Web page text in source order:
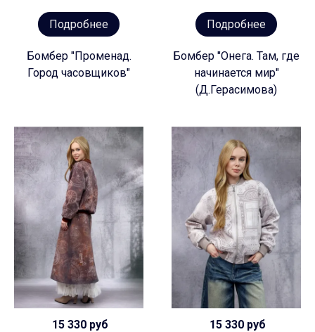
Подробнее
Бомбер "Променад.
Город часовщиков"
Подробнее
Бомбер "Онега. Там, где
начинается мир"
(Д.Герасимова)
15 330 руб 15 330 руб